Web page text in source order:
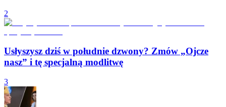
2
Usłyszysz dziś w południe dzwony? Zmów „Ojcze
nasz” i tę specjalną modlitwę
3